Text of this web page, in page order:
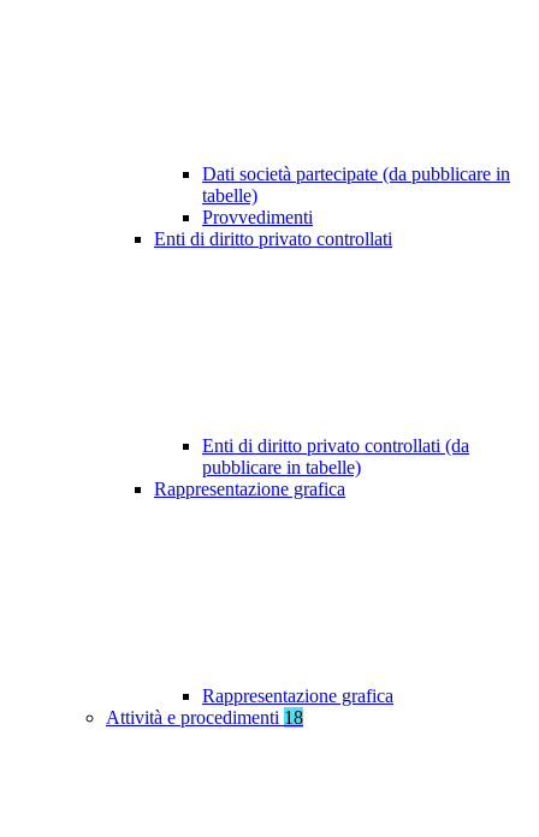
Dati società partecipate (da pubblicare in
tabelle)
Provvedimenti
Enti di diritto privato controllati
Enti di diritto privato controllati (da
pubblicare in tabelle)
Rappresentazione grafica
Rappresentazione grafica
Attività e procedimenti 18